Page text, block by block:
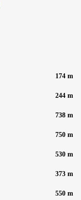
174 m
244 m
738 m
750 m
530 m
373 m
550 m